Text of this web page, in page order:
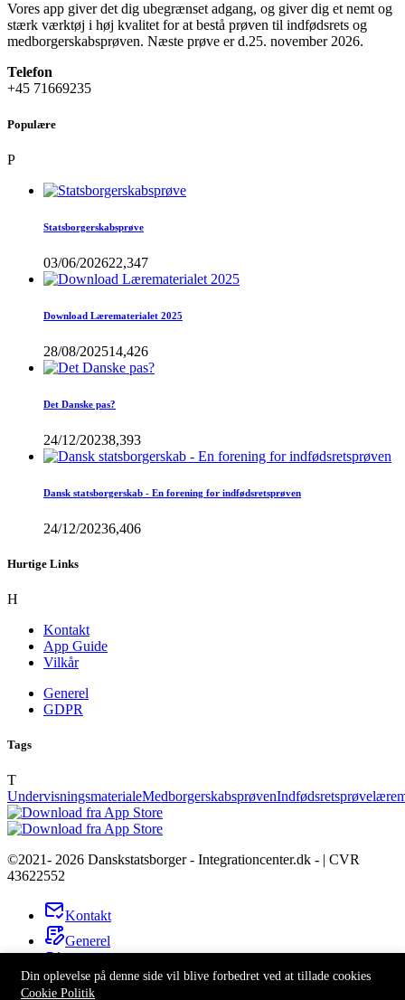
Vores app giver det dig ubegrænset adgang, og giver dig et nemt og
stærk værktøj i høj kvalitet for at bestå prøven til indfødsrets og
medborgerskabsprøven. Næste prøve er d.25. november 2026.
Telefon
+45 71669235
Populære
P
Statsborgerskabsprøve
03/06/202622,347
Download Lærematerialet 2025
28/08/202514,426
Det Danske pas?
24/12/20238,393
Dansk statsborgerskab - En forening for indfødsretsprøven
24/12/20236,406
Hurtige Links
H
Kontakt
App Guide
Vilkår
Generel
GDPR
Tags
T
UndervisningsmaterialeMedborgerskabsprøvenIndfødsretsprøve
©2021- 2026 Danskstatsborger - Integrationcenter.dk - | CVR
43622552
Kontakt
Generel
GDPR
Din oplevelse på denne side vil blive forbedret ved at tillade cookies
Cookie Politik